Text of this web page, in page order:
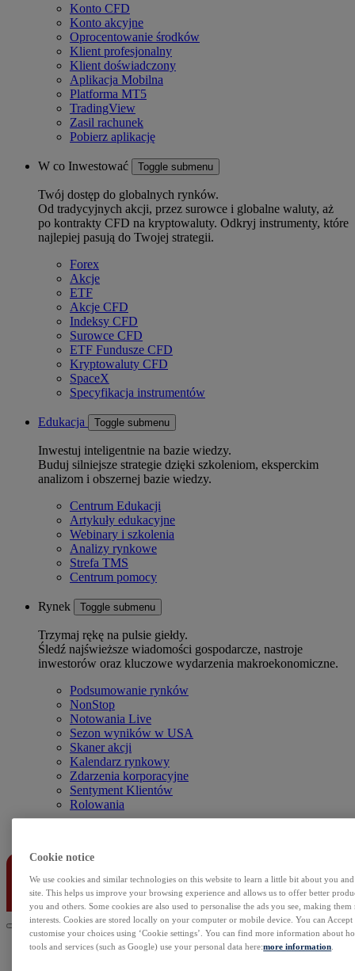
Konto CFD
Konto akcyjne
Oprocentowanie środków
Klient profesjonalny
Klient doświadczony
Aplikacja Mobilna
Platforma MT5
TradingView
Zasil rachunek
Pobierz aplikację
W co Inwestować Toggle submenu
Twój dostęp do globalnych rynków.
Od tradycyjnych akcji, przez surowce i globalne waluty, aż
po kontrakty CFD na kryptowaluty. Odkryj instrumenty, które
najlepiej pasują do Twojej strategii.
Forex
Akcje
ETF
Akcje CFD
Indeksy CFD
Surowce CFD
ETF Fundusze CFD
Kryptowaluty CFD
SpaceX
Specyfikacja instrumentów
Edukacja Toggle submenu
Inwestuj inteligentnie na bazie wiedzy.
Buduj silniejsze strategie dzięki szkoleniom, eksperckim
analizom i obszernej bazie wiedzy.
Centrum Edukacji
Artykuły edukacyjne
Webinary i szkolenia
Analizy rynkowe
Strefa TMS
Centrum pomocy
Rynek Toggle submenu
Trzymaj rękę na pulsie giełdy.
Śledź najświeższe wiadomości gospodarcze, nastroje
inwestorów oraz kluczowe wydarzenia makroekonomiczne.
Podsumowanie rynków
NonStop
Notowania Live
Sezon wyników w USA
Skaner akcji
Kalendarz rynkowy
Zdarzenia korporacyjne
Sentyment Klientów
Rolowania
Cookie notice
We use cookies and similar technologies on this website to learn a little bit about you
site. This helps us improve your browsing experience and allows us to offer better
you and others. Some cookies are also used to personalise the ads you see, making
interests. Cookies are stored locally on your computer or mobile device. You can
customise your choices using ‘Cookie settings’. You can find more information about
tools and services (such as Google) use your personal data here:more information